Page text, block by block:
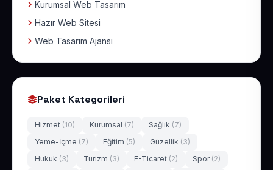
Kurumsal Web Tasarım
Hazır Web Sitesi
Web Tasarım Ajansı
Paket Kategorileri
Hizmet (10) Kurumsal (7) Sağlık (7)
Yeme-İçme (7) Eğitim (5) Güzellik (3)
Hukuk (3) Turizm (3) E-Ticaret (2) Spor (2)